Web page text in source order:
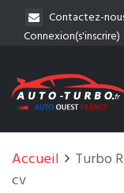
Contactez-
Connexion(s'inscrire)
Accueil
Turbo
cv